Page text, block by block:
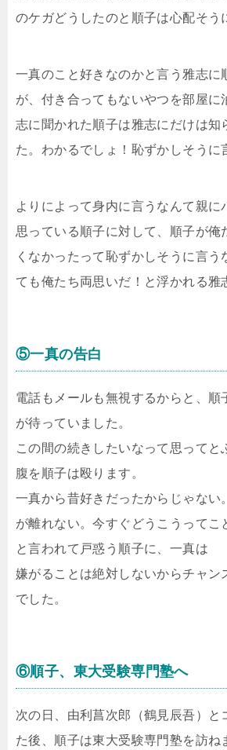
のケガどうしたのと順子は心配そう
一真のこと好きなのかと言う雅志に
が、付き合ってもないやつを部屋に
志に聞かれた順子は雅志にだけは知
た。わかるでしょ！恥ずかしそうに
よりによって身内に言うなんて親に
思っている順子に対して、順子が俺
くなかったって恥ずかしそうに言う
ても俺たち両思いだ！と浮かれる雅
⑤一真の告白
電話もメールも無視するからと、順
が待っていました。
この間の続きしたいなって思ってと
腹を順子は殴ります。
一真から昔好きだったからじゃない
が離れない。今すぐどうこうってこ
と言われて戸惑う順子に、一真は
嫌がることは絶対しないからチャン
でした。
⑥順子、東大受験専門塾へ
次の日、由利菖次郎（鶴見辰吾）と
た後、順子は東大受験専門塾を訪ね